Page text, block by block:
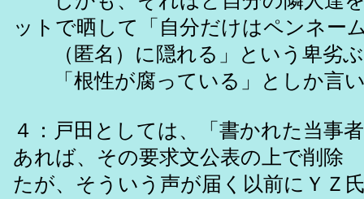
ットで晒して「自分だけはペンネー
（匿名）に隠れる」という卑劣ぶ
「根性が腐っている」としか言
４：戸田としては、「書かれた当事
あれば、その要求文公表の上で削除
たが、そういう声が届く以前にＹＺ